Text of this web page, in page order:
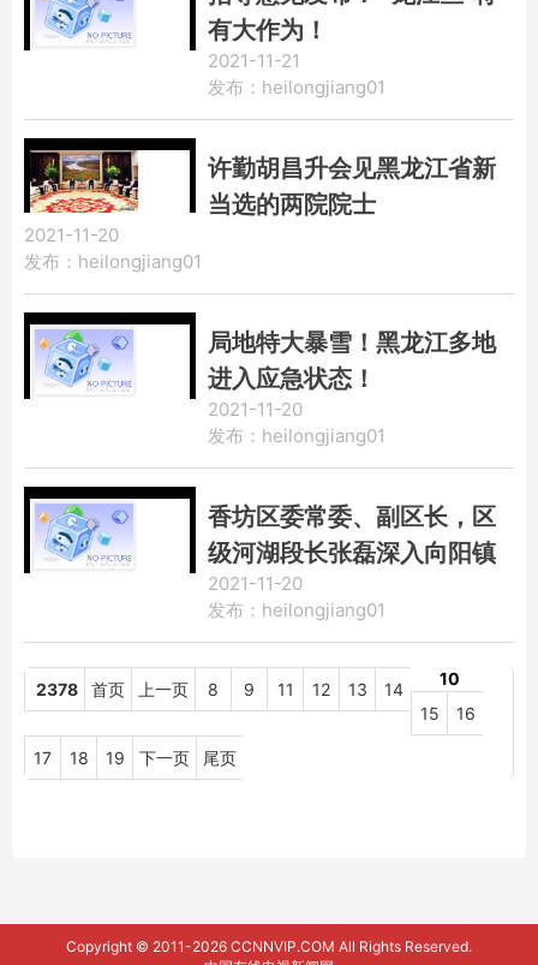
有大作为！
2021-11-21
发布：heilongjiang01
许勤胡昌升会见黑龙江省新
当选的两院院士
2021-11-20
发布：heilongjiang01
局地特大暴雪！黑龙江多地
进入应急状态！
2021-11-20
发布：heilongjiang01
香坊区委常委、副区长，区
级河湖段长张磊深入向阳镇
进行巡河检查
2021-11-20
发布：heilongjiang01
2378 首页 上一页 8 9
10
11 12 13
14
15
16
17 18 19 下一页 尾页
Copyright © 2011-2026 CCNNVIP.COM All Rights Reserved.